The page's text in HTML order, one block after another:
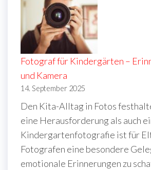
Fotograf für Kindergärten –
und Kamera
14. September 2025
Den Kita-Alltag in Fotos
eine Herausforderung als auch
Kindergartenfotografie ist für
Fotografen eine besondere
emotionale Erinnerungen zu